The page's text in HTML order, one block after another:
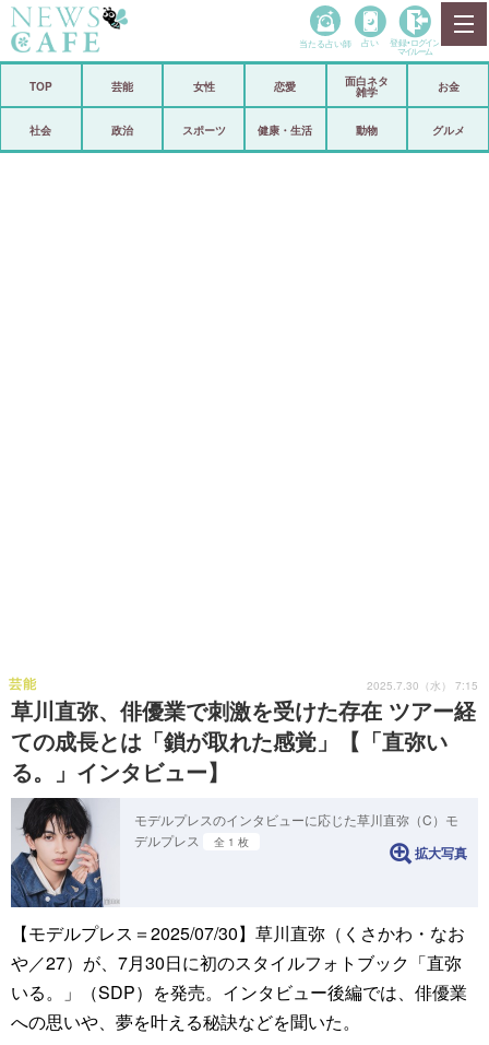
政治
当たる占い師 占い 登録• ログイン
マイルーム
TOP 芸能 女性 恋愛
面白ネタ
雑学
お金
社会 政治 スポーツ 健康・生活 動物 グルメ
草川直弥、俳優業で刺激を受けた存在 ツアー経
ての成長とは「鎖が取れた感覚」【「直弥い
る。」インタビュー】
芸能 2025.7.30（水） 7:15
モデルプレスのインタビューに応じた草川直弥（C）モ
デルプレス
全 1 枚
拡大写真
【モデルプレス＝2025/07/30】草川直弥（くさかわ・なお
や／27）が、7月30日に初のスタイルフォトブック「直弥
いる。」（SDP）を発売。インタビュー後編では、俳優業
への思いや、夢を叶える秘訣などを聞いた。